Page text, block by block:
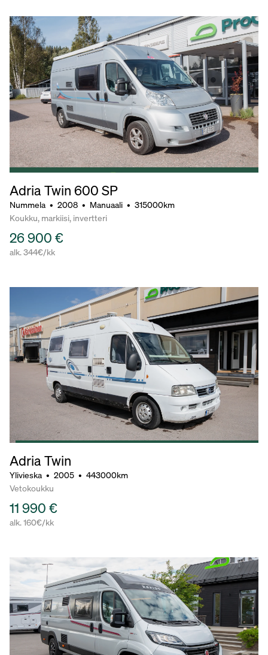
Adria Twin 600 SP
Nummela • 2008 • Manuaali • 315000km
Koukku, markiisi, invertteri
26 900 €
alk. 344€/kk
Adria Twin
Ylivieska • 2005 • 443000km
Vetokoukku
11 990 €
alk. 160€/kk